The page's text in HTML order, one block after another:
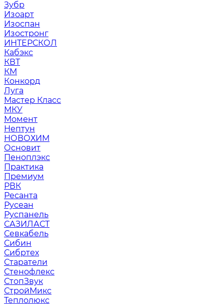
Зубр
Изоарт
Изоспан
Изостронг
ИНТЕРСКОЛ
Кабэкс
КВТ
КМ
Конкорд
Луга
Мастер Класс
МКУ
Момент
Нептун
НОВОХИМ
Основит
Пеноплэкс
Практика
Премиум
РВК
Ресанта
Русеан
Руспанель
САЗИЛАСТ
Севкабель
Сибин
Сибртех
Старатели
Стенофлекс
СтопЗвук
СтройМикс
Теплолюкс